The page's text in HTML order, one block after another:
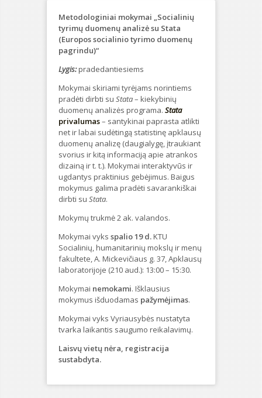
Metodologiniai mokymai „Socialinių
tyrimų duomenų analizė su Stata
(Europos socialinio tyrimo duomenų
pagrindu)“
Lygis:pradedantiesiems
Mokymai skiriami tyrėjams norintiems
pradėti dirbti su Stata– kiekybinių
duomenų analizės programa. Stata
privalumas– santykinai paprasta atlikti
net ir labai sudėtingą statistinę apklausų
duomenų analizę (daugialygę, įtraukiant
svorius ir kitą informaciją apie atrankos
dizainą ir t. t.). Mokymai interaktyvūs ir
ugdantys praktinius gebėjimus. Baigus
mokymus galima pradėti savarankiškai
dirbti su Stata.
Mokymų trukmė 2 ak. valandos.
Mokymai vyks spalio 19 d.KTU
Socialinių, humanitarinių mokslų ir menų
fakultete, A. Mickevičiaus g. 37, Apklausų
laboratorijoje (210 aud.): 13:00 – 15:30.
Mokymai nemokami. Išklausius
mokymus išduodamas pažymėjimas.
Mokymai vyks Vyriausybės nustatyta
tvarka laikantis saugumo reikalavimų.
Laisvų vietų nėra, registracija
sustabdyta.